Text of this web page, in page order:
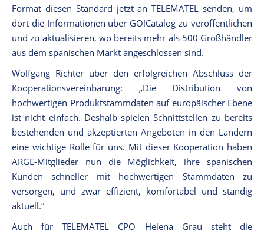
Format diesen Standard jetzt an TELEMATEL senden, um
dort die Informationen über GO!Catalog zu veröffentlichen
und zu aktualisieren, wo bereits mehr als 500 Großhändler
aus dem spanischen Markt angeschlossen sind.
Wolfgang Richter über den erfolgreichen Abschluss der
Kooperationsvereinbarung: „Die Distribution von
hochwertigen Produktstammdaten auf europäischer Ebene
ist nicht einfach. Deshalb spielen Schnittstellen zu bereits
bestehenden und akzeptierten Angeboten in den Ländern
eine wichtige Rolle für uns. Mit dieser Kooperation haben
ARGE-Mitglieder nun die Möglichkeit, ihre spanischen
Kunden schneller mit hochwertigen Stammdaten zu
versorgen, und zwar effizient, komfortabel und ständig
aktuell.“
Auch für TELEMATEL CPO Helena Grau steht die